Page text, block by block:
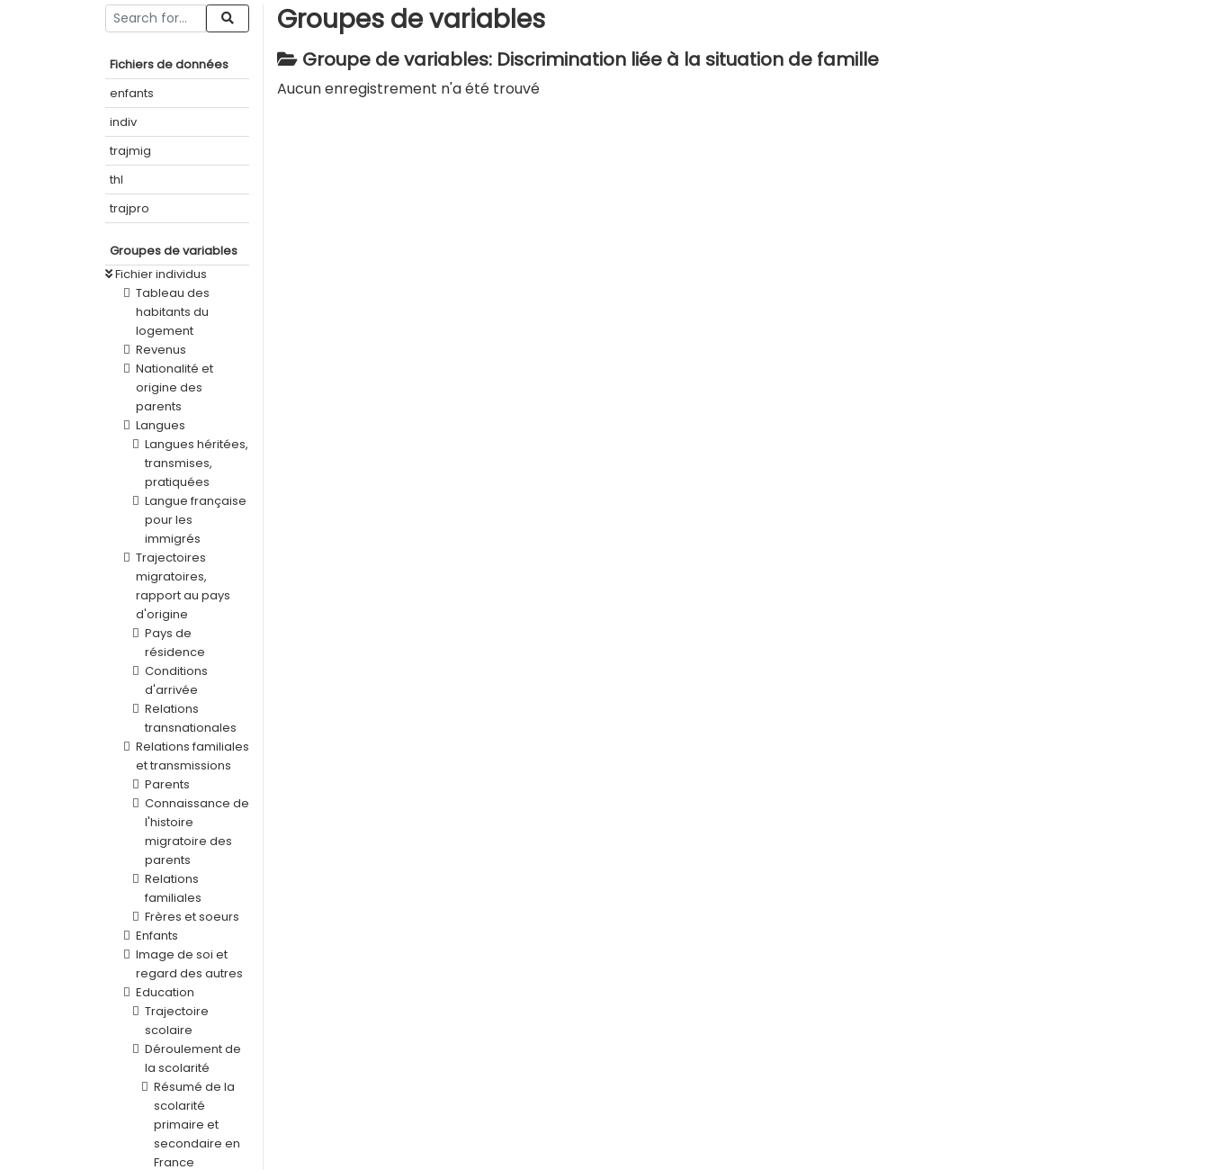
Fichiers de données
enfants
indiv
trajmig
thl
trajpro
Groupes de variables
Fichier individus
Tableau des
habitants du
logement
Revenus
Nationalité et
origine des
parents
Langues
Langues héritées,
transmises,
pratiquées
Langue française
pour les
immigrés
Trajectoires
migratoires,
rapport au pays
d'origine
Pays de
résidence
Conditions
d'arrivée
Relations
transnationales
Relations familiales
et transmissions
Parents
Connaissance de
l'histoire
migratoire des
parents
Relations
familiales
Frères et soeurs
Enfants
Image de soi et
regard des autres
Education
Trajectoire
scolaire
Déroulement de
la scolarité
Résumé de la
scolarité
primaire et
secondaire en
France
Groupes de variables
Groupe de variables: Discrimination liée à la situation de famille
Aucun enregistrement n'a été trouvé